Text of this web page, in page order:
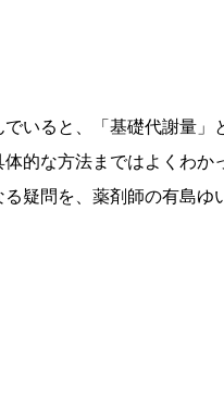
いると、「基礎代謝量
的な方法まではよくわか
疑問を、薬剤師の有島ゆ